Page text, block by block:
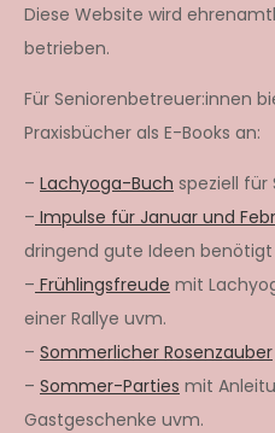
Diese Website wird
betrieben.
Für Seniorenbetreuer:innen
Praxisbücher als E-Books an:
– Lachyoga-Buch speziell für
– Impulse für Januar und
dringend gute Ideen
– Frühlingsfreude mit
einer Rallye uvm.
– Sommerlicher Rosenzauber
– Sommer-Parties mit
Gastgeschenke uvm.